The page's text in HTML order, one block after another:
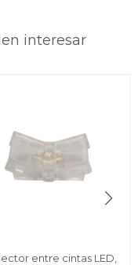
interesar
entre cintas LED,